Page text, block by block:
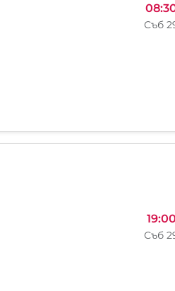
Съб
19:00
Съб